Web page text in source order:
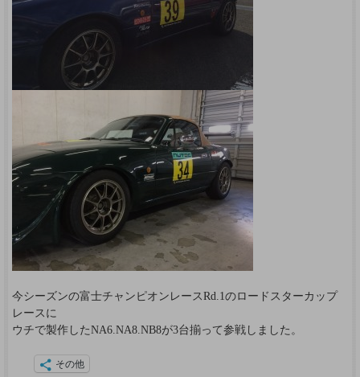
今シーズンの富士チャンピオンレースRd.1のロードスターカップ
レースに
ウチで製作したNA6.NA8.NB8が3台揃って参戦しました。
その他